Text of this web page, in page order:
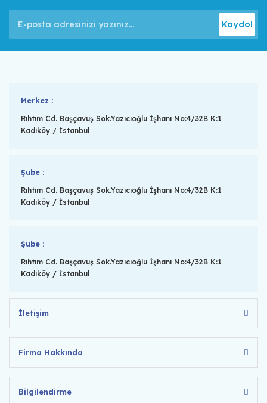
Kaydol
Merkez :
Rıhtım Cd. Başçavuş Sok.Yazıcıoğlu İşhanı No:4/32B K:1
Kadıköy / İstanbul
Şube :
Rıhtım Cd. Başçavuş Sok.Yazıcıoğlu İşhanı No:4/32B K:1
Kadıköy / İstanbul
Şube :
Rıhtım Cd. Başçavuş Sok.Yazıcıoğlu İşhanı No:4/32B K:1
Kadıköy / İstanbul
İletişim
Firma Hakkında
Bilgilendirme